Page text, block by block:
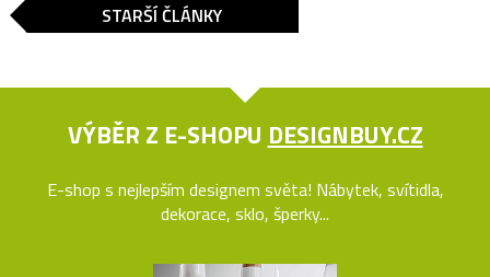
STARŠÍ ČLÁNKY
VÝBĚR Z E-SHOPU DESIGNBUY.CZ
E-shop s nejlepším designem světa! Nábytek, svítidla,
dekorace, sklo, šperky...